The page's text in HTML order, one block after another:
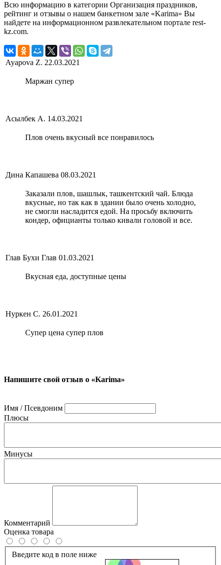
Всю информацию в категории Организация праздников,
рейтинг и отзывы о нашем банкетном зале «Karima» Вы
найдете на информационном развлекательном портале rest-
kz.com.
Ayapova Z. 22.03.2021
Маржан супер
Асылбек А. 14.03.2021
Плов очень вкусный все понравилось
Дина Капашева 08.03.2021
Заказали плов, шашлык, ташкентский чай. Блюда
вкусные, но так как в здании было очень холодно,
не смогли насладится едой. На просьбу включить
кондер, официанты только кивали головой и все.
Глав Бухи Глав 01.03.2021
Вкусная еда, доступные цены
Нуркен С. 26.01.2021
Супер цена супер плов
Напишите свой отзыв о «Karima»
Имя / Псевдоним
Плюсы
Минусы
Комментарий
Оценка товара
Введите код в поле ниже